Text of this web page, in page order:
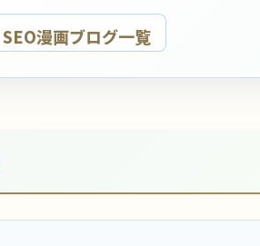
SEO漫画ブログ一覧